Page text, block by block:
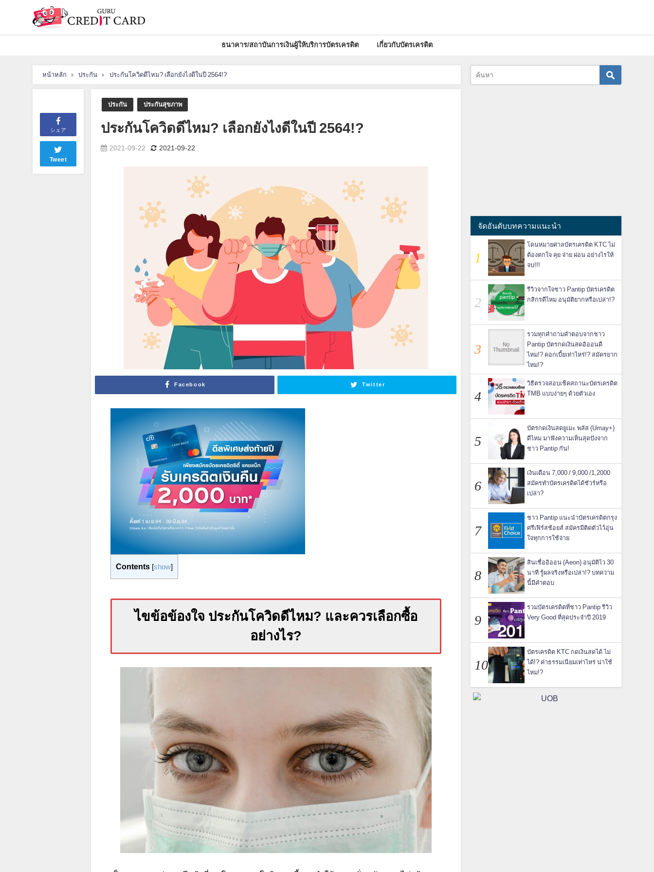
ธนาคาร/สถาบันการเงินผู้ให้บริการบัตรเครดิต เกี่ยวกับบัตรเครดิต
หน้าหลัก ประกัน ประกันโควิดดีไหม? เลือกยังไงดีในปี 2564!?
シェア
Tweet
ประกัน ประกันสุขภาพ
ประกันโควิดดีไหม? เลือกยังไงดีในปี 2564!?
2021-09-22 2021-09-22
Facebook Twitter
Contents [show]
ไขข้อข้องใจ ประกันโควิดดีไหม? และควรเลือกซื้อ
อย่างไร?
จัดอันดับบทความแนะนำ
โดนหมายศาลบัตรเครดิต KTC ไม่
ต้องตกใจ คุย จ่าย ผ่อน อย่างไรให้
จบ!!!
รีวิวจากใจชาว Pantip บัตรเครดิต
กสิกรดีไหม อนุมัติยากหรือเปล่า!?
รวมทุกคำถามคำตอบจากชาว
Pantip บัตรกดเงินสดอิออนดี
ไหม!? ดอกเบี้ยเท่าไหร่!? สมัครยาก
ไหม!?
วิธีตรวจสอบเช็คสถานะบัตรเครดิต
TMB แบบง่ายๆ ด้วยตัวเอง
บัตรกดเงินสดยูเมะ พลัส (Umay+)
ดีไหม มาฟังความเห็นสุดปังจาก
ชาว Pantip กัน!
เงินเดือน 7,000 / 9,000 /1,2000
สมัครทำบัตรเครดิตได้ชัวร์หรือ
เปล่า?
ชาว Pantip แนะนำบัตรเครดิตกรุง
ศรีเฟิร์สช้อยส์ สมัครมีติดตัวไว้อุ่น
ใจทุกการใช้จ่าย
สินเชื่ออิออน (Aeon) อนุมัติไว 30
นาที รู้ผลจริงหรือเปล่า!? บทความ
นี้มีคำตอบ
รวมบัตรเครดิตที่ชาว Pantip รีวิว
Very Good ที่สุดประจำปี 2019
บัตรเครดิต KTC กดเงินสดได้ ไม่
ได้!? ค่าธรรมเนียมเท่าไหร่ น่าใช้
ไหม!?